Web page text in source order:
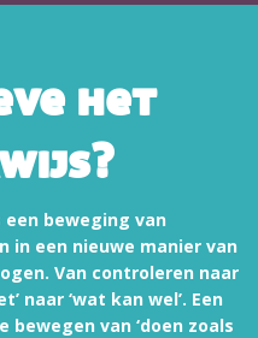
het
een beweging van
in een nieuwe manier van
Van controleren naar
naar ‘wat kan wel’. Een
van ‘doen zoals